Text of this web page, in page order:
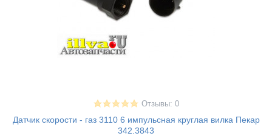
Отзывы: 0
Датчик скорости - газ 3110 6 импульсная круглая вилка Пекар
342.3843